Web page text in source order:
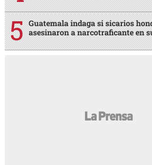
Guatemala indaga si sicarios
asesinaron a narcotraficante en